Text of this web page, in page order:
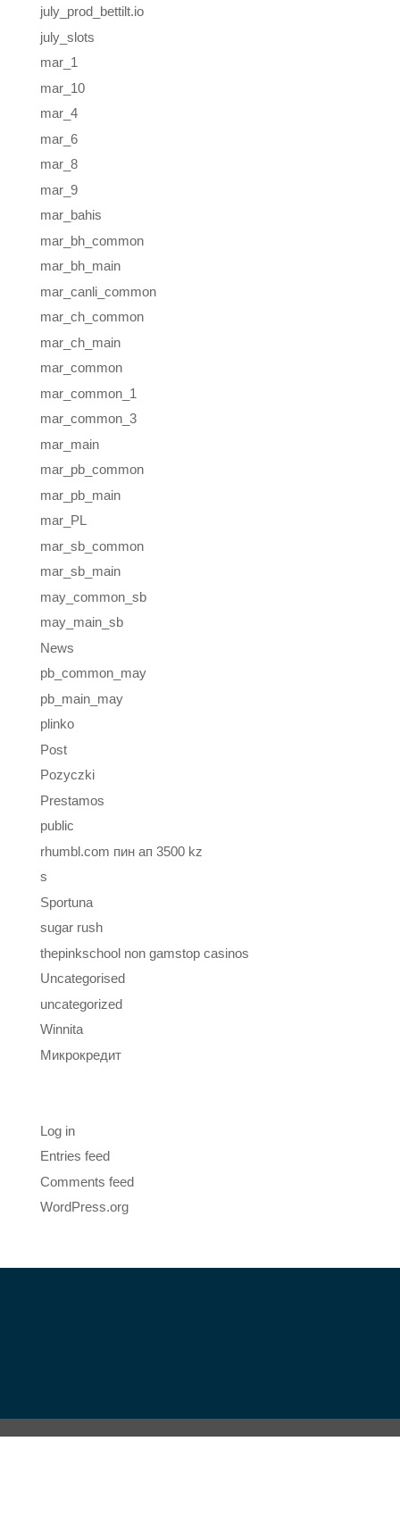
july_prod_bettilt.io
july_slots
mar_1
mar_10
mar_4
mar_6
mar_8
mar_9
mar_bahis
mar_bh_common
mar_bh_main
mar_canli_common
mar_ch_common
mar_ch_main
mar_common
mar_common_1
mar_common_3
mar_main
mar_pb_common
mar_pb_main
mar_PL
mar_sb_common
mar_sb_main
may_common_sb
may_main_sb
News
pb_common_may
pb_main_may
plinko
Post
Pozyczki
Prestamos
public
rhumbl.com пин ап 3500 kz
s
Sportuna
sugar rush
thepinkschool non gamstop casinos
Uncategorised
uncategorized
Winnita
Микрокредит
Log in
Entries feed
Comments feed
WordPress.org